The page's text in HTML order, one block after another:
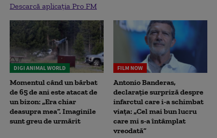
Descarcă aplicația Pro FM
DIGI ANIMAL WORLD
Momentul când un bărbat
de 65 de ani este atacat de
un bizon: „Era chiar
deasupra mea”. Imaginile
sunt greu de urmărit
FILM NOW
Antonio Banderas,
declarație surpriză despre
infarctul care i-a schimbat
viața: „Cel mai bun lucru
care mi s-a întâmplat
vreodată”